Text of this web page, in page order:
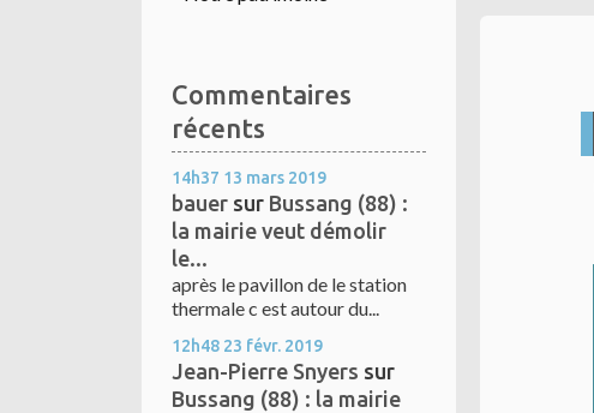
Commentaires
récents
14h37 13 mars 2019
bauer sur Bussang (88) :
la mairie veut démolir
le...
après le pavillon de le station
thermale c est autour du...
12h48 23 févr. 2019
Jean-Pierre Snyers sur
Bussang (88) : la mairie